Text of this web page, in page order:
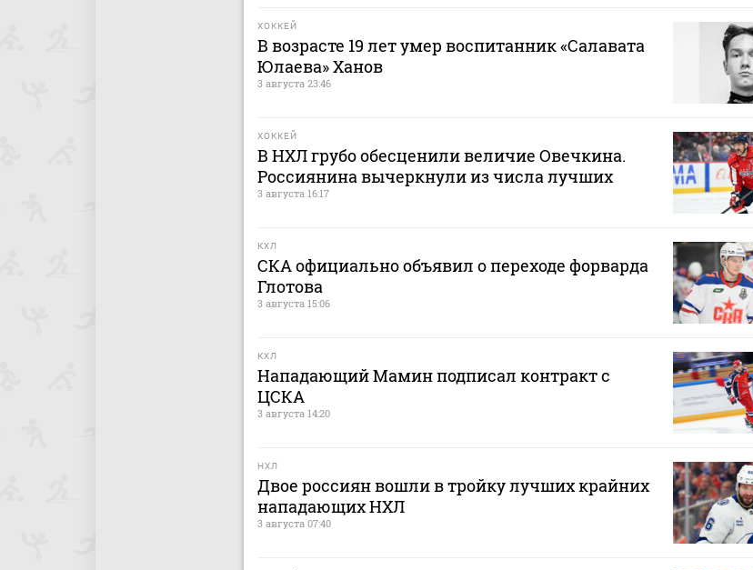
ХОККЕЙ
В возрасте 19 лет умер воспитанник «Салавата
Юлаева» Ханов
3 августа 23:46
ХОККЕЙ
В НХЛ грубо обесценили величие Овечкина.
Россиянина вычеркнули из числа лучших
3 августа 16:17
КХЛ
СКА официально объявил о переходе форварда
Глотова
3 августа 15:06
КХЛ
Нападающий Мамин подписал контракт с
ЦСКА
3 августа 14:20
НХЛ
Двое россиян вошли в тройку лучших крайних
нападающих НХЛ
3 августа 07:40